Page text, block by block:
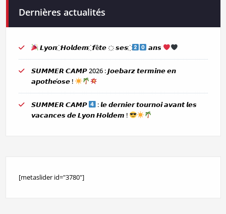
Dernières actualités
𝙇𝙮𝙤𝙣 ҉ 𝙃𝙤𝙡𝙙𝙚𝙢 ҉ 𝙛ê𝙩𝙚 ҉ 𝙨𝙚𝙨 ҉ 𝙖𝙣𝙨
𝙎𝙐𝙈𝙈𝙀𝙍 𝘾𝘼𝙈𝙋 2026 : 𝙅𝙤𝙚𝙗𝙖𝙧𝙯 𝙩𝙚𝙧𝙢𝙞𝙣𝙚 𝙚𝙣
𝙖𝙥𝙤𝙩𝙝𝙚́𝙤𝙨𝙚 !
𝙎𝙐𝙈𝙈𝙀𝙍 𝘾𝘼𝙈𝙋
: 𝙡𝙚 𝙙𝙚𝙧𝙣𝙞𝙚𝙧 𝙩𝙤𝙪𝙧𝙣𝙤𝙞 𝙖𝙫𝙖𝙣𝙩 𝙡𝙚𝙨
𝙫𝙖𝙘𝙖𝙣𝙘𝙚𝙨 𝙙𝙚 𝙇𝙮𝙤𝙣 𝙃𝙤𝙡𝙙𝙚𝙢 !
[metaslider id="3780"]